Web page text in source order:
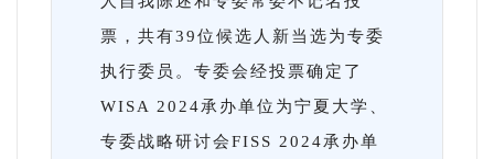
票，共有39位候选人新当选为专委
执行委员。专委会经投票确定了
WISA 2024承办单位为宁夏大学、
专委战略研讨会FISS 2024承办单